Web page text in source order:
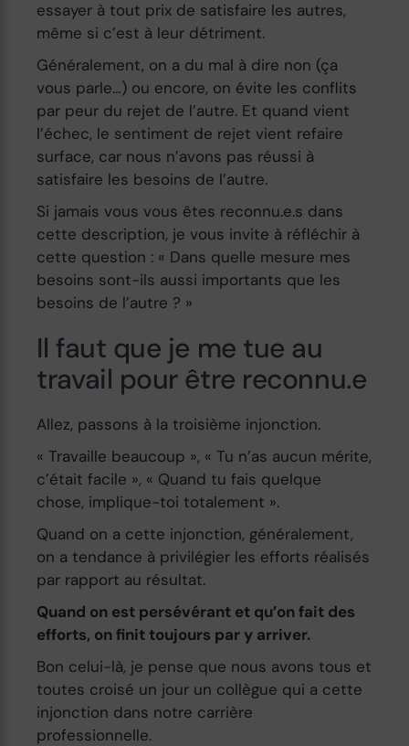
essayer à tout prix de satisfaire les autres,
même si c’est à leur détriment.
Généralement, on a du mal à dire non (ça
vous parle…) ou encore, on évite les conflits
par peur du rejet de l’autre. Et quand vient
l’échec, le sentiment de rejet vient refaire
surface, car nous n’avons pas réussi à
satisfaire les besoins de l’autre.
Si jamais vous vous êtes reconnu.e.s dans
cette description, je vous invite à réfléchir à
cette question : « Dans quelle mesure mes
besoins sont-ils aussi importants que les
besoins de l’autre ? »
Il faut que je me tue au
travail pour être reconnu.e
Allez, passons à la troisième injonction.
« Travaille beaucoup », « Tu n’as aucun mérite,
c’était facile », « Quand tu fais quelque
chose, implique-toi totalement ».
Quand on a cette injonction, généralement,
on a tendance à privilégier les efforts réalisés
par rapport au résultat.
Quand on est persévérant et qu’on fait des
efforts, on finit toujours par y arriver.
Bon celui-là, je pense que nous avons tous et
toutes croisé un jour un collègue qui a cette
injonction dans notre carrière
professionnelle.